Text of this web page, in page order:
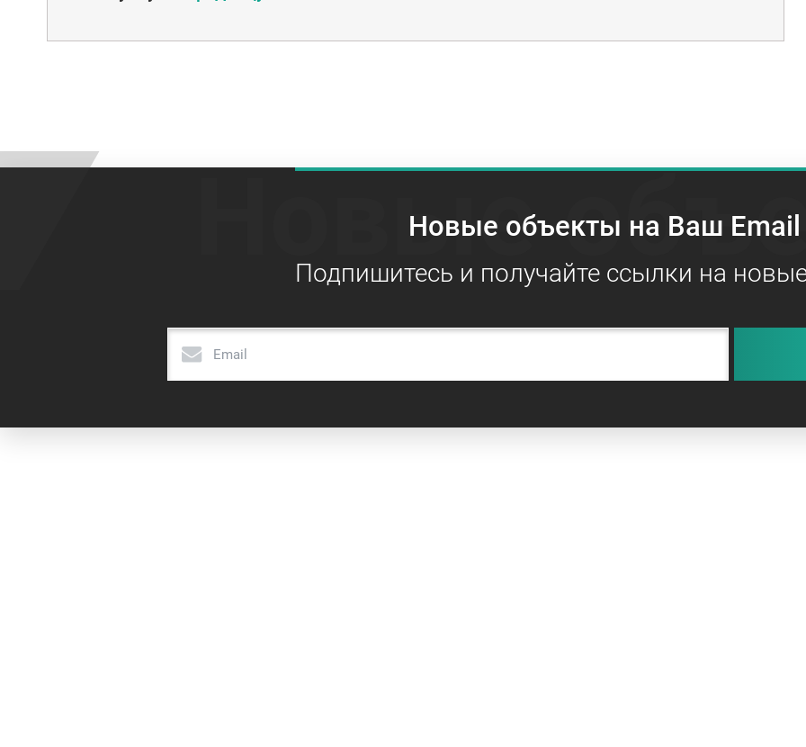
Новые объекты на Ваш Email
Новые
Подпишитесь и получайте ссылки на